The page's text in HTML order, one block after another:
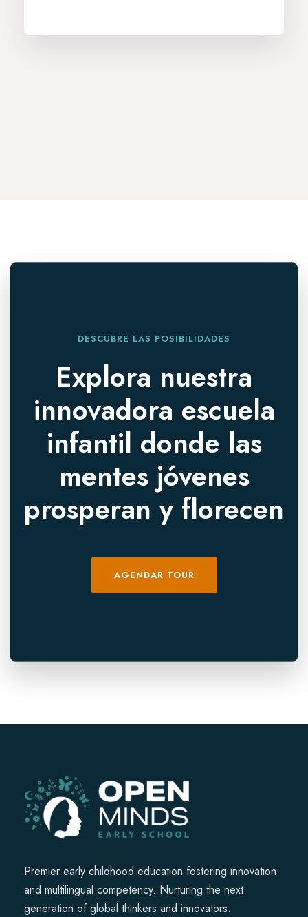
menos tiempo frente a la
DESCUBRE LAS POSIBILIDADES
Explora nuestra
innovadora escuela
infantil donde las
mentes jóvenes
prosperan y florecen
AGENDAR TOUR
Premier early childhood education fostering innovation
and multilingual competency. Nurturing the next
generation of global thinkers and innovators.